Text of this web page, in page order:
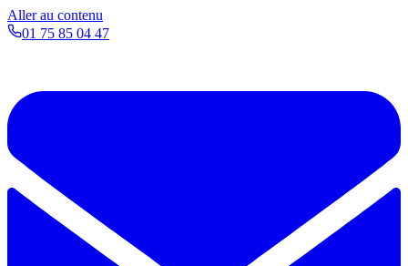
Aller au contenu
01 75 85 04 47